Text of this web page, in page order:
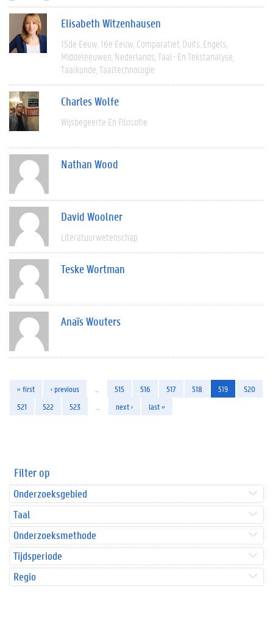
Elisabeth Witzenhausen
15de Eeuw 16e Eeuw Comparatief Duits Engels
Middeleeuwen Nederlands Taal- En Tekstanalyse
Taalkunde Taaltechnologie
Charles Wolfe
Wijsbegeerte En Filosofie
Nathan Wood
David Woolner
Literatuurwetenschap
Teske Wortman
Anaïs Wouters
« first ‹ previous 515 516 517 518 519
520
521
522 523 next › last »
Filter op
Onderzoeksgebied
Taal
Onderzoeksmethode
Tijdsperiode
Regio